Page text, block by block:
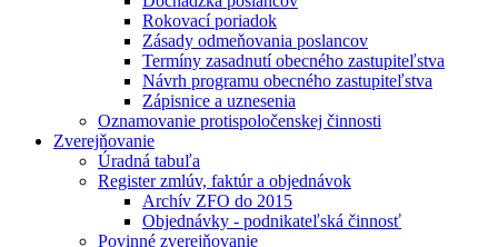
Rokovací poriadok
Zásady odmeňovania poslancov
Termíny zasadnutí obecného zastupiteľstva
Návrh programu obecného zastupiteľstva
Zápisnice a uznesenia
Oznamovanie protispoločenskej činnosti
Zverejňovanie
Úradná tabuľa
Register zmlúv, faktúr a objednávok
Archív ZFO do 2015
Objednávky - podnikateľská činnosť
Povinné zverejňovanie